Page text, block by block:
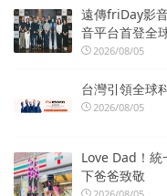
遠傳friDay影
音平台首登全
2026/08/05
台灣引領全球
2026/08/05
Love Dad！統
下爸爸致敬